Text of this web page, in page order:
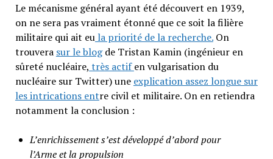
Le mécanisme général ayant été découvert en 1939,
on ne sera pas vraiment étonné que ce soit la filière
militaire qui ait eula priorité de la recherche.On
trouvera sur le blogde Tristan Kamin (ingénieur en
sûreté nucléaire, très actifen vulgarisation du
nucléaire sur Twitter) une explication assez longue sur
les intrications entre civil et militaire. On en retiendra
notamment la conclusion :
L’enrichissement s’est développé d’abord pour
l’Arme et la propulsion